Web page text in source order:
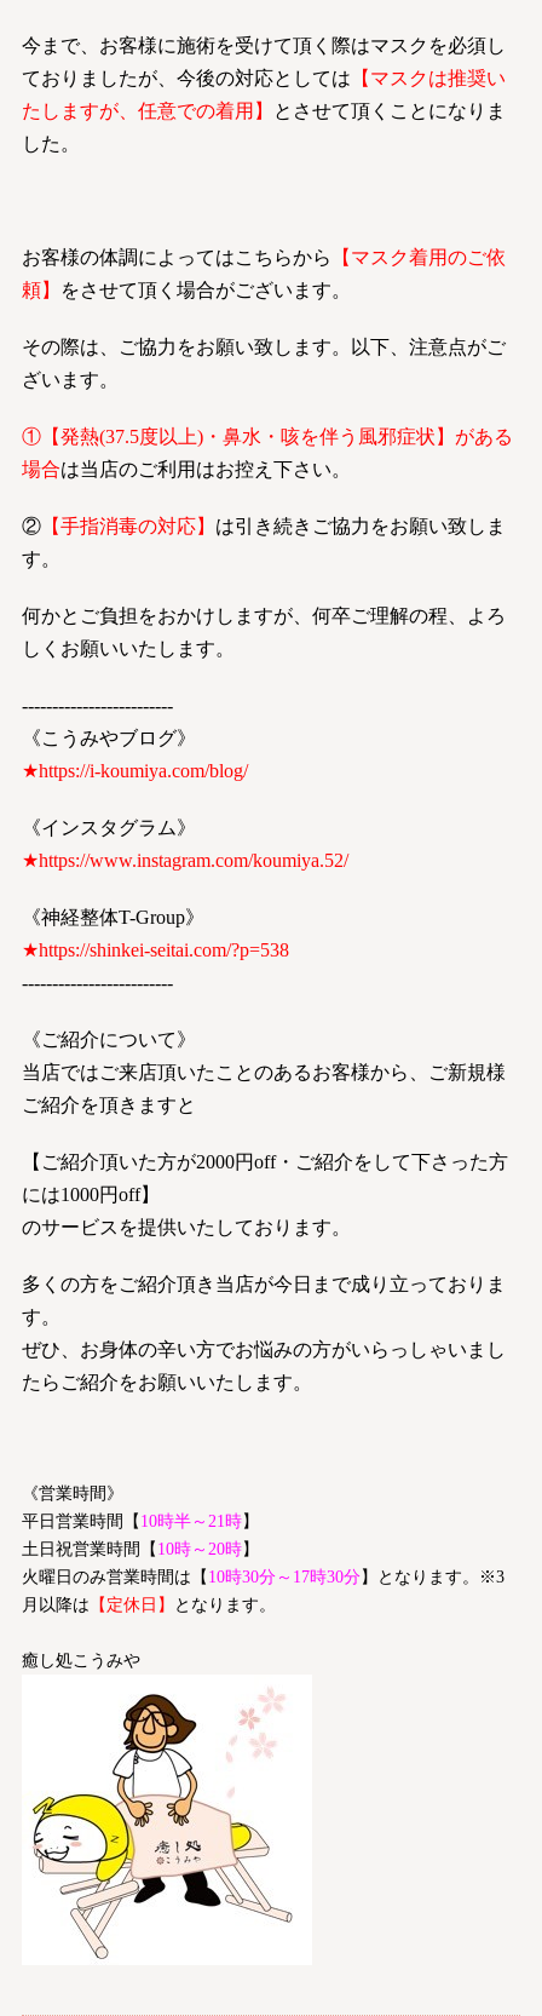
今まで、お客様に施術を受けて頂く際はマスクを必須し
ておりましたが、今後の対応としては 【マスクは推奨い
たしますが、任意での着用】
とさせて頂くことになりま
した。
お客様の体調によってはこちらから
【マスク着用のご依
頼】
をさせて頂く場合がございます。
その際は、ご協力をお願い致します。以下、注意点がご
ざいます。
①【発熱(37.5度以上)・鼻水・咳を伴う風邪症状】がある
場合は当店のご利用はお控え下さい。
②【手指消毒の対応】 は引き続きご協力をお願い致しま
す。
何かとご負担をおかけしますが、何卒ご理解の程、よろ
しくお願いいたします。
-------------------------
《こうみやブログ》
★https://i-koumiya.com/blog/
《インスタグラム》
★https://www.instagram.com/koumiya.52/
《神経整体T-Group》
★https://shinkei-seitai.com/?p=538
-------------------------
《ご紹介について》
当店ではご来店頂いたことのあるお客様から、ご新規様
ご紹介を頂きますと
【ご紹介頂いた方が2000円off・ご紹介をして下さった方
には1000円off】
のサービスを提供いたしております。
多くの方をご紹介頂き当店が今日まで成り立っておりま
す。
ぜひ、お身体の辛い方でお悩みの方がいらっしゃいまし
たらご紹介をお願いいたします。
《営業時間》
平日営業時間【 10時半～21時】
土日祝営業時間【 10時～20時】
火曜日のみ営業時間は【 10時30分～17時30分】となります。※3
月以降は 【定休日】 となります。
癒し処こうみや